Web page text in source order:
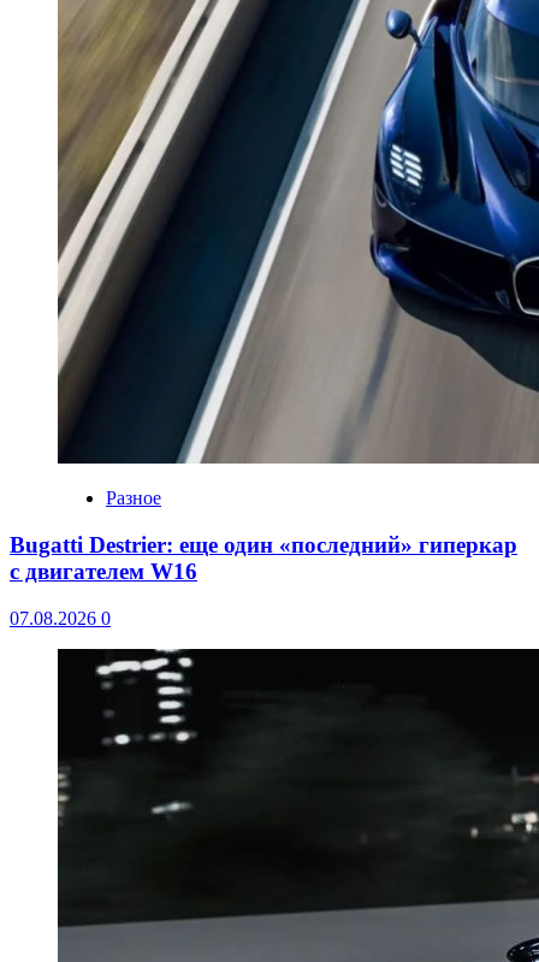
Разное
Bugatti Destrier: еще один «последний» гиперкар
с двигателем W16
07.08.2026 0